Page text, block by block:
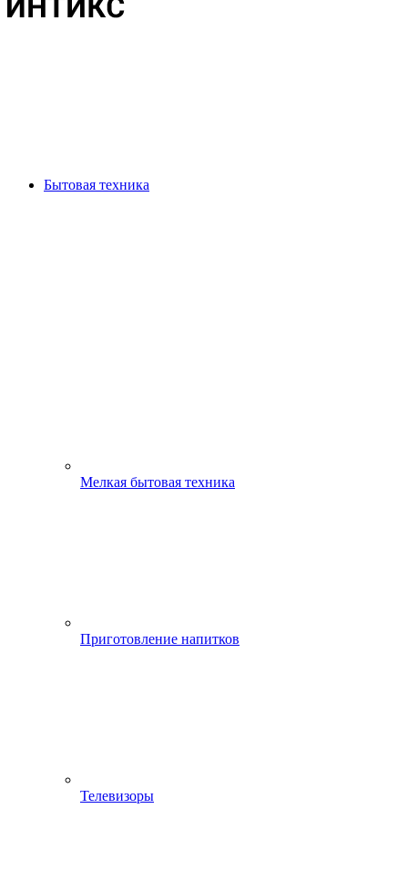
Бытовая техника
Мелкая бытовая техника
Приготовление напитков
Телевизоры